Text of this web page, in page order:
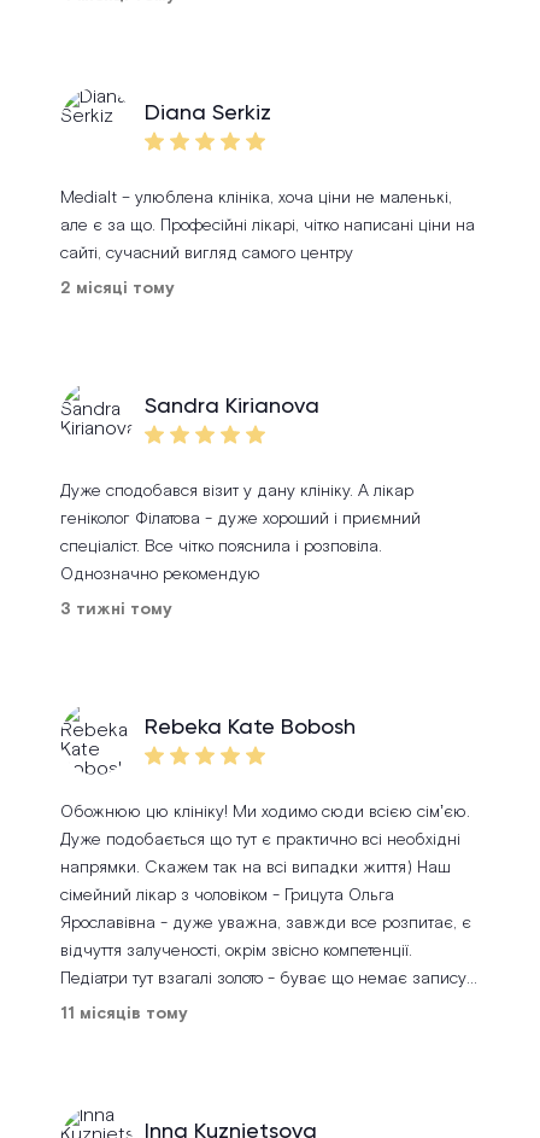
Diana Serkiz
Medialt – улюблена клініка, хоча ціни не маленькі,
але є за що. Професійні лікарі, чітко написані ціни на
сайті, сучасний вигляд самого центру
2 місяці тому
Sandra Kirianova
Дуже сподобався візит у дану клініку. А лікар
геніколог Філатова - дуже хороший і приємний
спеціаліст. Все чітко пояснила і розповіла.
Однозначно рекомендую
3 тижні тому
Rebeka Kate Bobosh
Обожнюю цю клініку! Ми ходимо сюди всією сімʼєю.
Дуже подобається що тут є практично всі необхідні
напрямки. Скажем так на всі випадки життя) Наш
сімейний лікар з чоловіком - Грицута Ольга
Ярославівна - дуже уважна, завжди все розпитає, є
відчуття залученості, окрім звісно компетенції.
Педіатри тут взагалі золото - буває що немає запису
до нашого лікаря педіатра яка веде сина від
щеплення проходять на ура. Дякую Тульчак Тетяні та
11 місяців тому
Inna Kuznietsova